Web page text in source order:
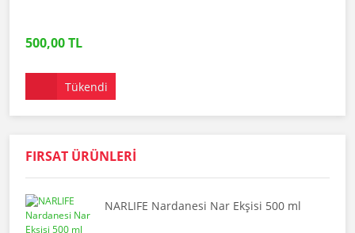
500,00 TL
Tükendi
FIRSAT ÜRÜNLERİ
NARLIFE Nardanesi Nar Ekşisi 500 ml